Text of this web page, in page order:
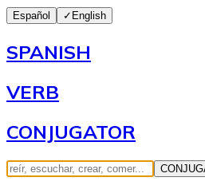
Español ✓ English
SPANISH
VERB
CONJUGATOR